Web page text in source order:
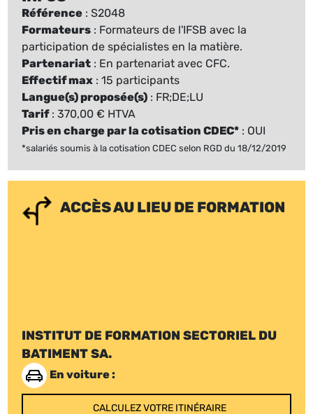
Référence : S2048
Formateurs : Formateurs de l'IFSB avec la
participation de spécialistes en la matière.
Partenariat : En partenariat avec CFC.
Effectif max : 15 participants
Langue(s) proposée(s) : FR;DE;LU
Tarif: 370,00 € HTVA
Pris en charge par la cotisation CDEC* : OUI
*salariés soumis à la cotisation CDEC selon RGD du 18/12/2019
ACCÈS AU LIEU DE FORMATION
INSTITUT DE FORMATION SECTORIEL DU
BATIMENT SA.
En voiture :
CALCULEZ VOTRE ITINÉRAIRE